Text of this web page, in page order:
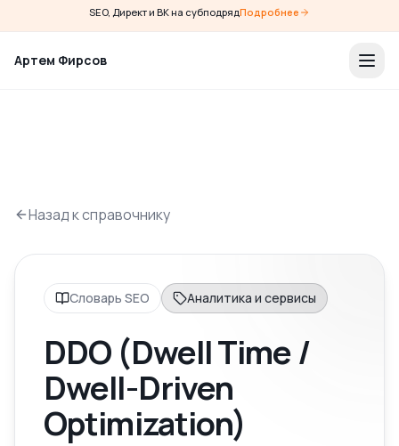
SEO, Директ и ВК на субподрядПодробнее
Артем Фирсов
Назад к справочнику
Словарь SEO Аналитика и сервисы
DDO (Dwell Time /
Dwell-Driven
Optimization)